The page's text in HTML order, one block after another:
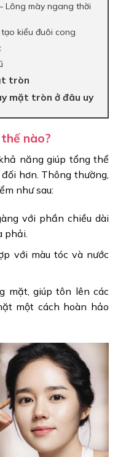
Lông mày ngang thời
kiểu đuôi cong
tròn
mặt tròn ở đâu uy
nào?
năng giúp tổng thể
hơn. Thông thường,
như sau:
với phần chiều dài
phải.
với màu tóc và nước
mặt, giúp tôn lên các
một cách hoàn hảo